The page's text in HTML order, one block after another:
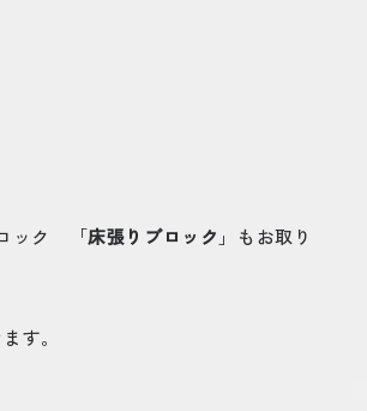
ック 「床張りブロック 」もお取り
す。